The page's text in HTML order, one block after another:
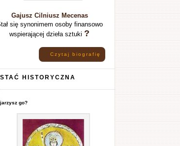
Gajusz Cilniusz Mecenas
się synonimem osoby finansowo
wspierającej dzieła sztuki ?
Czytaj biografię
HISTORYCZNA
go?